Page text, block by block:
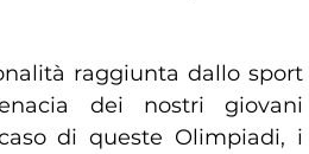
raggiunta dallo sport
dei nostri giovani
di queste Olimpiadi, i